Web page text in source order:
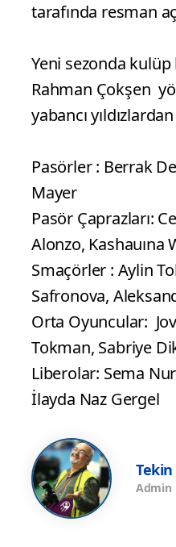
tarafında resman
Yeni sezonda
Rahman Çokşen
yabancı
Pasörler : Berrak
Mayer
Pasör Çaprazları:
Alonzo, Kashauına
Smaçörler : Aylin
Safronova,
Orta Oyuncular:
Tokman, Sabriye
Liberolar: Sema
İlayda Naz Gergel
Tekin
Admin